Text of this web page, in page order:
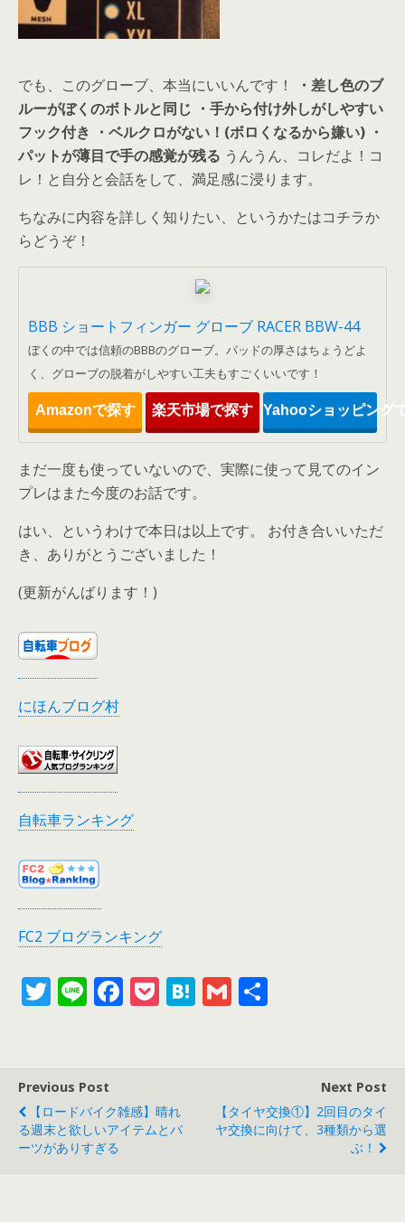
でも、このグローブ、本当にいいんです！
・差し色のブ
ルーがぼくのボトルと同じ ・手から付け外しがしやすい
フック付き ・ベルクロがない！(ボロくなるから嫌い) ・
パットが薄目で手の感覚が残る うんうん、コレだよ！コ
レ！と自分と会話をして、満足感に浸ります。
ちなみに内容を詳しく知りたい、というかたはコチラか
らどうぞ！
BBB ショートフィンガー グローブ RACER BBW-44
ぼくの中では信頼のBBBのグローブ。パッドの厚さはちょうどよ
く、グローブの脱着がしやすい工夫もすごくいいです！
Amazonで探す 楽天市場で探す Yahooショッピング
まだ一度も使っていないので、実際に使って見てのイン
プレはまた今度のお話です。
はい、というわけで本日は以上です。 お付き合いいただ
き、ありがとうございました！
(更新がんばります！)
にほんブログ村
自転車ランキング
FC2 ブログランキング
T
er
Li F
o
o
P H G
Previous Post
【ロードバイク雑感】晴れ
る週末と欲しいアイテムとパ
ーツがありすぎる
Next Post
【タイヤ交換①】2回目のタイ
ヤ交換に向けて、3種類から選
ぶ！